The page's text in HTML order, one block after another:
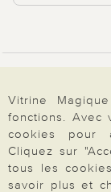
À propos
Vitrine
fonctions. Avec
cookies pour
Cliquez sur
tous les
savoir plus et